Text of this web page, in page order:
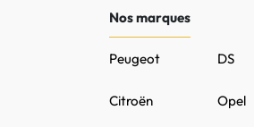
Nos marques
Peugeot DS
Citroën Opel